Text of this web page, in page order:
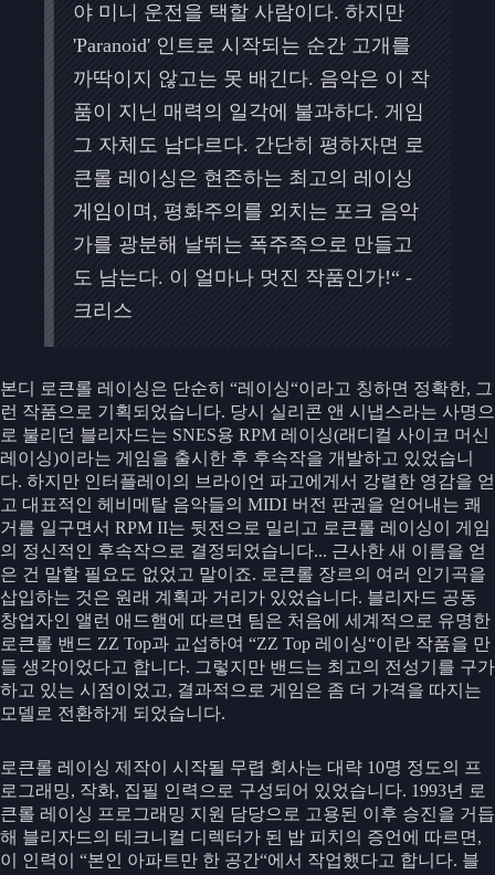
야 미니 운전을 택할 사람이다. 하지만
'Paranoid' 인트로 시작되는 순간 고개를
까딱이지 않고는 못 배긴다. 음악은 이 작
품이 지닌 매력의 일각에 불과하다. 게임
그 자체도 남다르다. 간단히 평하자면 로
큰롤 레이싱은 현존하는 최고의 레이싱
게임이며, 평화주의를 외치는 포크 음악
가를 광분해 날뛰는 폭주족으로 만들고
도 남는다. 이 얼마나 멋진 작품인가!“ -
크리스
본디 로큰롤 레이싱은 단순히 “레이싱“이라고 칭하면 정확한, 그
런 작품으로 기획되었습니다. 당시 실리콘 앤 시냅스라는 사명으
로 불리던 블리자드는 SNES용 RPM 레이싱(래디컬 사이코 머신
레이싱)이라는 게임을 출시한 후 후속작을 개발하고 있었습니
다. 하지만 인터플레이의 브라이언 파고에게서 강렬한 영감을 얻
고 대표적인 헤비메탈 음악들의 MIDI 버전 판권을 얻어내는 쾌
거를 일구면서 RPM II는 뒷전으로 밀리고 로큰롤 레이싱이 게임
의 정신적인 후속작으로 결정되었습니다... 근사한 새 이름을 얻
은 건 말할 필요도 없었고 말이죠. 로큰롤 장르의 여러 인기곡을
삽입하는 것은 원래 계획과 거리가 있었습니다. 블리자드 공동
창업자인 앨런 애드햄에 따르면 팀은 처음에 세계적으로 유명한
로큰롤 밴드 ZZ Top과 교섭하여 “ZZ Top 레이싱“이란 작품을 만
들 생각이었다고 합니다. 그렇지만 밴드는 최고의 전성기를 구가
하고 있는 시점이었고, 결과적으로 게임은 좀 더 가격을 따지는
모델로 전환하게 되었습니다.
로큰롤 레이싱 제작이 시작될 무렵 회사는 대략 10명 정도의 프
로그래밍, 작화, 집필 인력으로 구성되어 있었습니다. 1993년 로
큰롤 레이싱 프로그래밍 지원 담당으로 고용된 이후 승진을 거듭
해 블리자드의 테크니컬 디렉터가 된 밥 피치의 증언에 따르면,
이 인력이 “본인 아파트만 한 공간“에서 작업했다고 합니다. 블